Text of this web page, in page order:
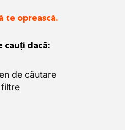
te oprească.
cauți dacă:
de căutare
filtre